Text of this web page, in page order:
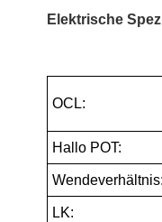
Elektrische
OCL:
Hallo POT:
Wendeverhältnis:
LK: